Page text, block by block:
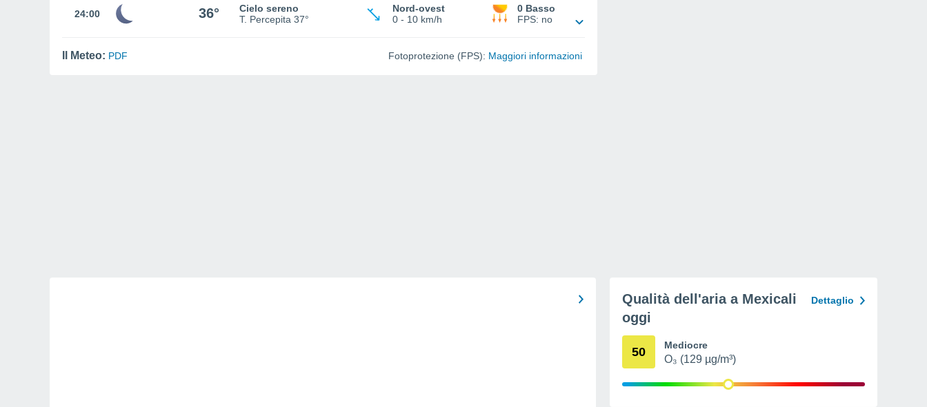
24:00 36°
Cielo sereno
T. Percepita 37°
Nord-ovest
0 - 10 km/h
0 Basso
FPS: no
Il Meteo: PDF Fotoprotezione (FPS): Maggiori informazioni
Qualità dell'aria a Mexicali
oggi
Dettaglio
50 Mediocre
O₃ (129 µg/m³)